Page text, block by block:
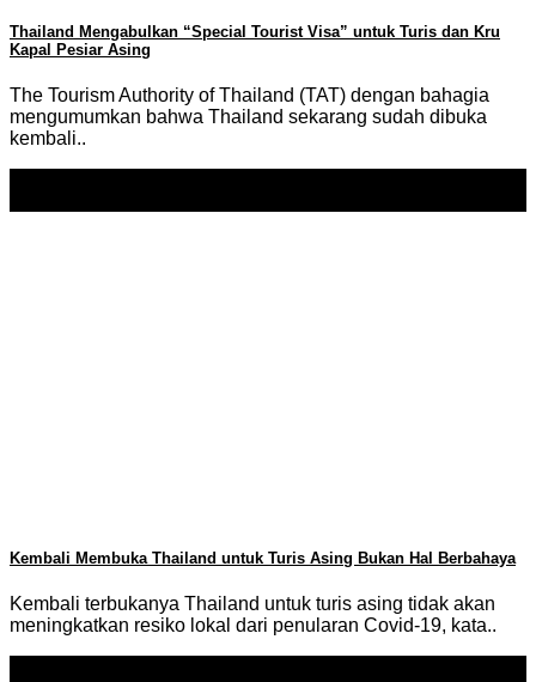
Thailand Mengabulkan “Special Tourist Visa” untuk Turis dan Kru
Kapal Pesiar Asing
The Tourism Authority of Thailand (TAT) dengan bahagia
mengumumkan bahwa Thailand sekarang sudah dibuka
kembali..
Kembali Membuka Thailand untuk Turis Asing Bukan Hal Berbahaya
Kembali terbukanya Thailand untuk turis asing tidak akan
meningkatkan resiko lokal dari penularan Covid-19, kata..